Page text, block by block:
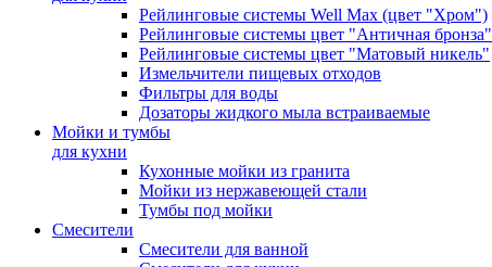
Рейлинговые системы Well Max (цвет "Хром")
Рейлинговые системы цвет "Античная бронза"
Рейлинговые системы цвет "Матовый никель"
Измельчители пищевых отходов
Фильтры для воды
Дозаторы жидкого мыла встраиваемые
Мойки и тумбы
для кухни
Кухонные мойки из гранита
Мойки из нержавеющей стали
Тумбы под мойки
Смесители
Смесители для ванной